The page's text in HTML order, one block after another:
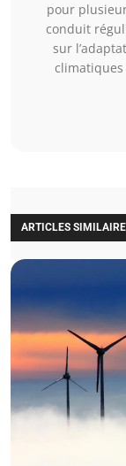
pour
conduit
sur
ARTICLES